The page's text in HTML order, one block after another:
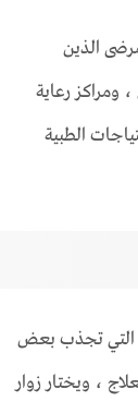
الذين
ومراكز رعاية
الطبية
التي تجذب بعض
، ويختار زوار